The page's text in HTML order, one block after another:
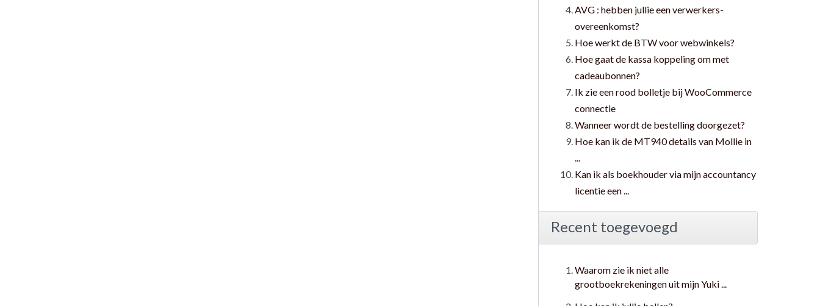
AVG : hebben jullie een verwerkers-
overeenkomst?
Hoe werkt de BTW voor webwinkels?
Hoe gaat de kassa koppeling om met
cadeaubonnen?
Ik zie een rood bolletje bij WooCommerce
connectie
Wanneer wordt de bestelling doorgezet?
Hoe kan ik de MT940 details van Mollie in
...
Kan ik als boekhouder via mijn accountancy
licentie een ...
Recent toegevoegd
Waarom zie ik niet alle
grootboekrekeningen uit mijn Yuki ...